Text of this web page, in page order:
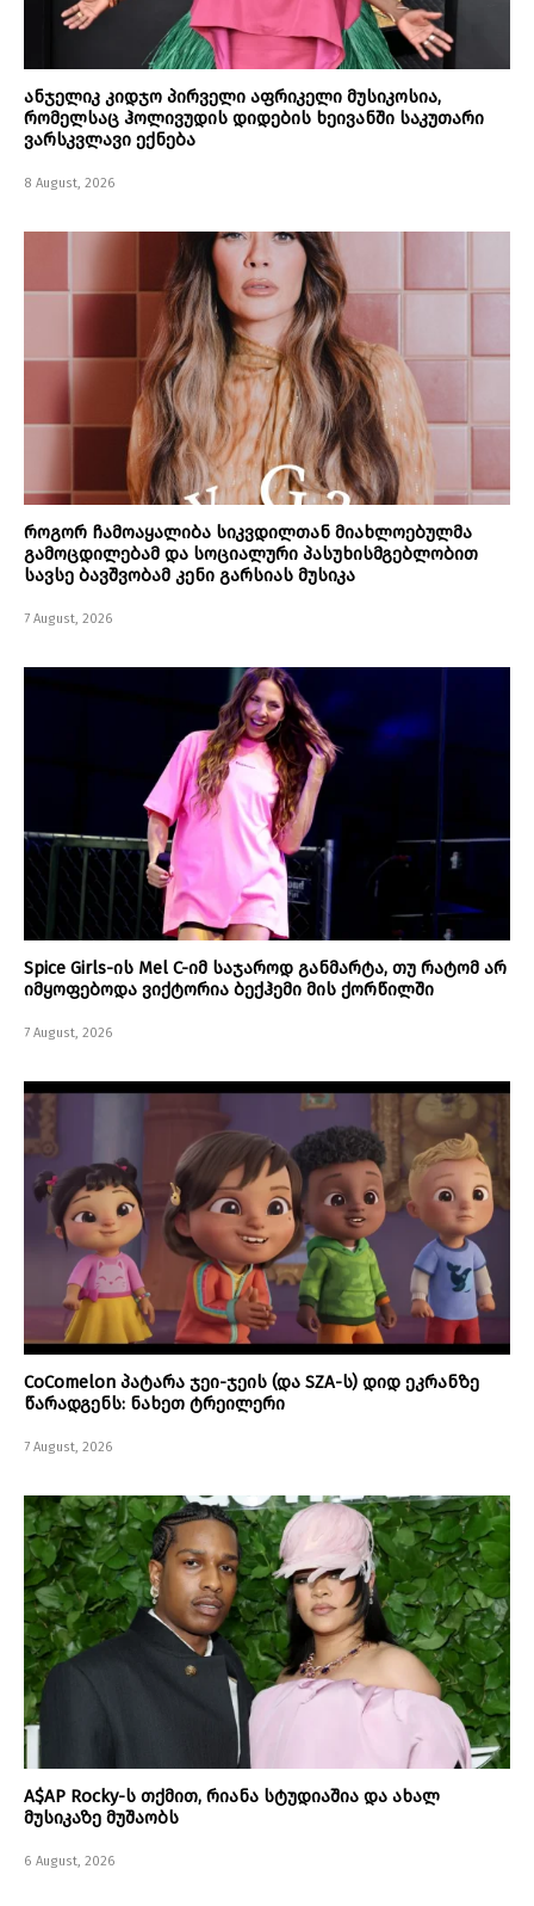
ანჯელიკ კიდჯო პირველი აფრიკელი მუსიკოსია,
რომელსაც ჰოლივუდის დიდების ხეივანში საკუთარი
ვარსკვლავი ექნება
8 August, 2026
როგორ ჩამოაყალიბა სიკვდილთან მიახლოებულმა
გამოცდილებამ და სოციალური პასუხისმგებლობით
სავსე ბავშვობამ კენი გარსიას მუსიკა
7 August, 2026
Spice Girls-ის Mel C-იმ საჯაროდ განმარტა, თუ რატომ არ
იმყოფებოდა ვიქტორია ბექჰემი მის ქორწილში
7 August, 2026
CoComelon პატარა ჯეი-ჯეის (და SZA-ს) დიდ ეკრანზე
წარადგენს: ნახეთ ტრეილერი
7 August, 2026
A$AP Rocky-ს თქმით, რიანა სტუდიაშია და ახალ
მუსიკაზე მუშაობს
6 August, 2026